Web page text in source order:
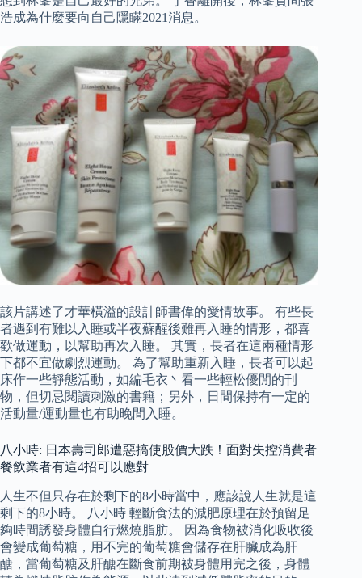
浩成為什麼要向自己隱瞞2021消息。
該片講述了才華橫溢的設計師書偉的愛情故事。 有些長
者遇到有難以入睡或半夜蘇醒後難再入睡的情形，都喜
歡做運動，以幫助再次入睡。 其實，長者在這兩種情形
下都不宜做劇烈運動。 為了幫助重新入睡，長者可以起
床作一些靜態活動，如編毛衣丶看一些輕松優閒的刊
物，但切忌閱讀刺激的書籍；另外，日間保持有一定的
活動量/運動量也有助晚間入睡。
八小時: 日本壽司郎遭惡搞使股價大跌！面對失控消費者
餐飲業者有這4招可以應對
人生不但只存在於剩下的8小時當中，應該說人生就是這
剩下的8小時。 八小時 輕斷食法的減肥原理在於預留足
夠時間誘發身體自行燃燒脂肪。 因為食物被消化吸收後
會變成葡萄糖，用不完的葡萄糖會儲存在肝臟成為肝
醣，當葡萄糖及肝醣在斷食前期被身體用完之後，身體